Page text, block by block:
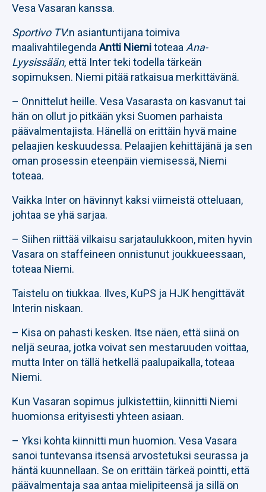
Vesa Vasaran kanssa.
Sportivo TV:n asiantuntijana toimiva
maalivahtilegenda Antti Niemitoteaa Ana-
Lyysissään, että Inter teki todella tärkeän
sopimuksen. Niemi pitää ratkaisua merkittävänä.
– Onnittelut heille. Vesa Vasarasta on kasvanut tai
hän on ollut jo pitkään yksi Suomen parhaista
päävalmentajista. Hänellä on erittäin hyvä maine
pelaajien keskuudessa. Pelaajien kehittäjänä ja sen
oman prosessin eteenpäin viemisessä, Niemi
toteaa.
Vaikka Inter on hävinnyt kaksi viimeistä otteluaan,
johtaa se yhä sarjaa.
– Siihen riittää vilkaisu sarjataulukkoon, miten hyvin
Vasara on staffeineen onnistunut joukkueessaan,
toteaa Niemi.
Taistelu on tiukkaa. Ilves, KuPS ja HJK hengittävät
Interin niskaan.
– Kisa on pahasti kesken. Itse näen, että siinä on
neljä seuraa, jotka voivat sen mestaruuden voittaa,
mutta Inter on tällä hetkellä paalupaikalla, toteaa
Niemi.
Kun Vasaran sopimus julkistettiin, kiinnitti Niemi
huomionsa erityisesti yhteen asiaan.
– Yksi kohta kiinnitti mun huomion. Vesa Vasara
sanoi tuntevansa itsensä arvostetuksi seurassa ja
häntä kuunnellaan. Se on erittäin tärkeä pointti, että
päävalmentaja saa antaa mielipiteensä ja sillä on